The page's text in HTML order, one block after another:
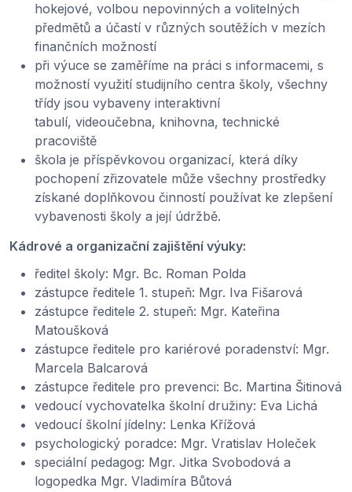
hokejové, volbou nepovinných a volitelných
předmětů a účastí v různých soutěžích v mezích
finančních možností
při výuce se zaměříme na práci s informacemi, s
možností využití studijního centra školy, všechny
třídy jsou vybaveny interaktivní
tabulí, videoučebna, knihovna, technické
pracoviště
škola je příspěvkovou organizací, která díky
pochopení zřizovatele může všechny prostředky
získané doplňkovou činností používat ke zlepšení
vybavenosti školy a její údržbě.
Kádrové a organizační zajištění výuky:
ředitel školy: Mgr. Bc. Roman Polda
zástupce ředitele 1. stupeň: Mgr. Iva Fišarová
zástupce ředitele 2. stupeň: Mgr. Kateřina
Matoušková
zástupce ředitele pro kariérové poradenství: Mgr.
Marcela Balcarová
zástupce ředitele pro prevenci: Bc. Martina Šitinová
vedoucí vychovatelka školní družiny: Eva Lichá
vedoucí školní jídelny: Lenka Křížová
psychologický poradce: Mgr. Vratislav Holeček
speciální pedagog: Mgr. Jitka Svobodová a
logopedka Mgr. Vladimíra Bůtová